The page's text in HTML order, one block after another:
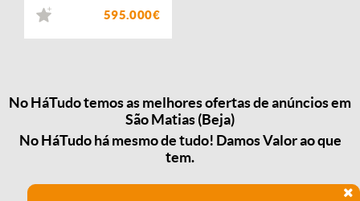
595.000€
No HáTudo temos as melhores ofertas de anúncios em
São Matias (Beja)
No HáTudo há mesmo de tudo! Damos Valor ao que
tem.